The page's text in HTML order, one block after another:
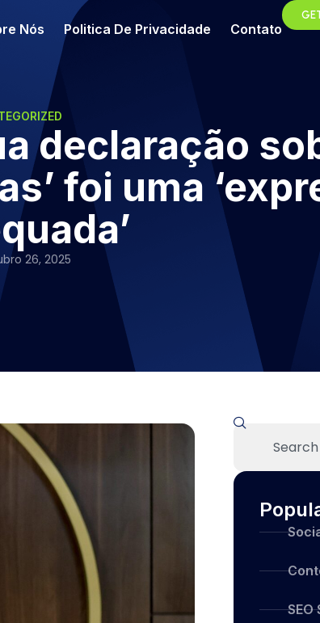
Nós Politica De Privacidade Contato
declaração
foi uma
26, 2025
SEO